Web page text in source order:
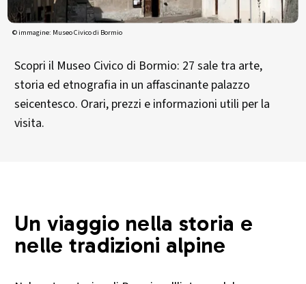
© immagine: Museo Civico di Bormio
Scopri il Museo Civico di Bormio: 27 sale tra arte,
storia ed etnografia in un affascinante palazzo
seicentesco. Orari, prezzi e informazioni utili per la
visita.
Un viaggio nella storia e
nelle tradizioni alpine